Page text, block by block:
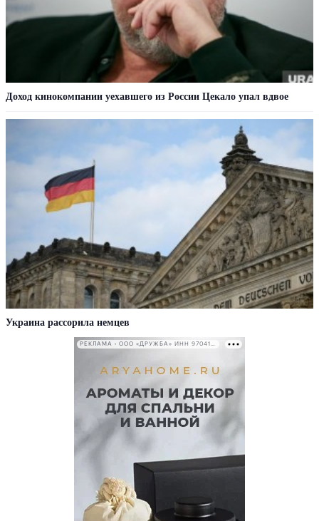
Доход кинокомпании уехавшего из России Цекало упал вдвое
Украина рассорила немцев
РЕКЛАМА • ООО «ДРУЖБА» ИНН 9704146411